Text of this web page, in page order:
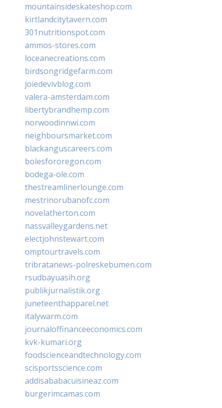
mountainsideskateshop.com
kirtlandcitytavern.com
301nutritionspot.com
ammos-stores.com
loceanecreations.com
birdsongridgefarm.com
joiedevivblog.com
valera-amsterdam.com
libertybrandhemp.com
norwoodinnwi.com
neighboursmarket.com
blackanguscareers.com
bolesfororegon.com
bodega-ole.com
thestreamlinerlounge.com
mestrinorubanofc.com
novelatherton.com
nassvalleygardens.net
electjohnstewart.com
omptourtravels.com
tribratanews-polreskebumen.com
rsudbayuasih.org
publikjurnalistik.org
juneteenthapparel.net
italywarm.com
journaloffinanceeconomics.com
kvk-kumari.org
foodscienceandtechnology.com
scisportsscience.com
addisababacuisineaz.com
burgerimcamas.com